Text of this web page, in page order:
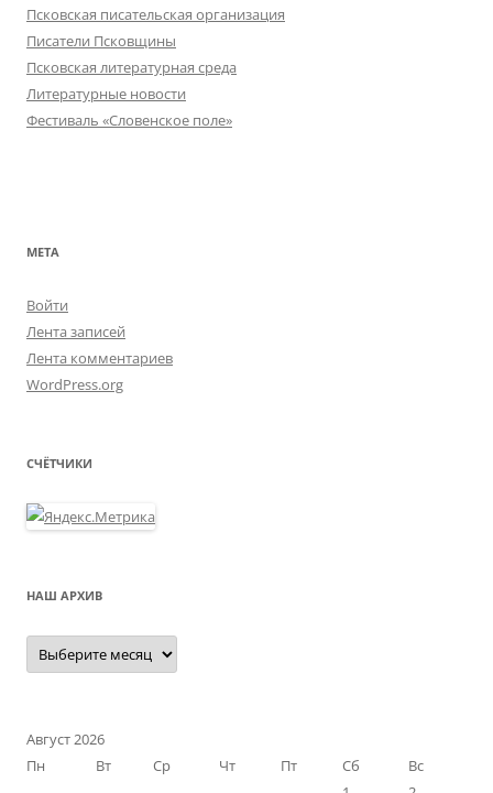
Псковская писательская организация
Писатели Псковщины
Псковская литературная среда
Литературные новости
Фестиваль «Словенское поле»
МЕТА
Войти
Лента записей
Лента комментариев
WordPress.org
СЧЁТЧИКИ
НАШ АРХИВ
Наш
архив
Август 2026
Пн
Вт Ср Чт Пт Сб
Вс